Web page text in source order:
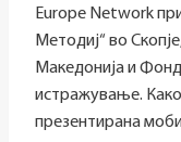
Europe Network
Методиј“ во
Македонија и
истражување.
презентирана